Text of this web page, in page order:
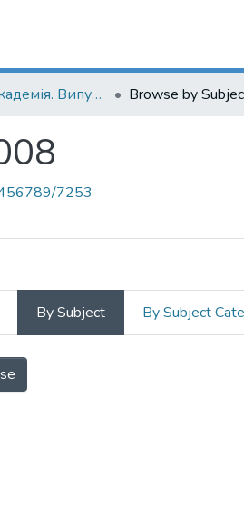
Київська академія. Випуск 008 Browse by
7253
By Subject By Subject
by Subject